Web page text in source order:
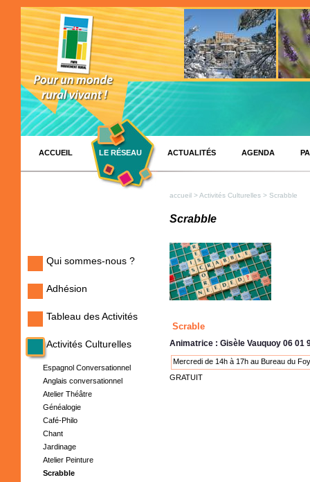
ACCUEIL LE RÉSEAU ACTUALITÉS AGENDA
Qui sommes-nous ?
Adhésion
Tableau des Activités
Activités Culturelles
Espagnol Conversationnel
Anglais conversationnel
Atelier Théâtre
Généalogie
Café-Philo
Chant
Jardinage
Atelier Peinture
Scrabble
accueil >Activités Culturelles > Scrabble
Scrabble
Scrable
Animatrice : Gisèle Vauquoy 06 01
Mercredi de 14h à 17h au Bureau du
GRATUIT